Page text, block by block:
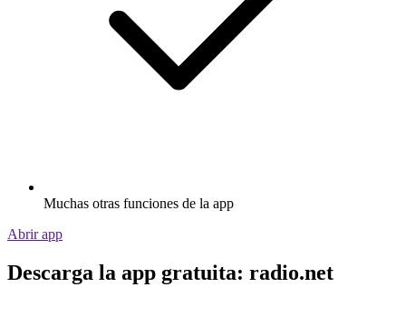
Muchas otras funciones de la app
Abrir app
Descarga la app gratuita: radio.net